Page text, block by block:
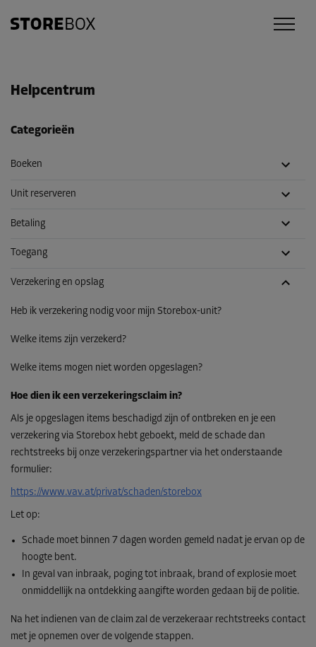
Helpcentrum
Categorieën
Boeken
Unit reserveren
Betaling
Toegang
Verzekering en opslag
Heb ik verzekering nodig voor mijn Storebox-unit?
Welke items zijn verzekerd?
Welke items mogen niet worden opgeslagen?
Hoe dien ik een verzekeringsclaim in?
Als je opgeslagen items beschadigd zijn of ontbreken en je een
verzekering via Storebox hebt geboekt, meld de schade dan
rechtstreeks bij onze verzekeringspartner via het onderstaande
formulier:
https://www.vav.at/privat/schaden/storebox
Let op:
Schade moet binnen 7 dagen worden gemeld nadat je ervan op de
hoogte bent.
In geval van inbraak, poging tot inbraak, brand of explosie moet
onmiddellijk na ontdekking aangifte worden gedaan bij de politie.
Na het indienen van de claim zal de verzekeraar rechtstreeks contact
met je opnemen over de volgende stappen.